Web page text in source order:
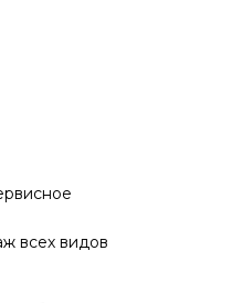
всех видов